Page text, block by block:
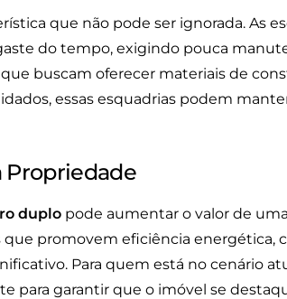
que não pode ser ignorada. As
do tempo, exigindo pouca
buscam oferecer materiais de
essas esquadrias podem
Propriedade
duplo pode aumentar o valor de
promovem eficiência energética,
Para quem está no cenário
para garantir que o imóvel se